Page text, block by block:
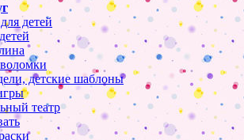
детей
детские шаблоны
театр